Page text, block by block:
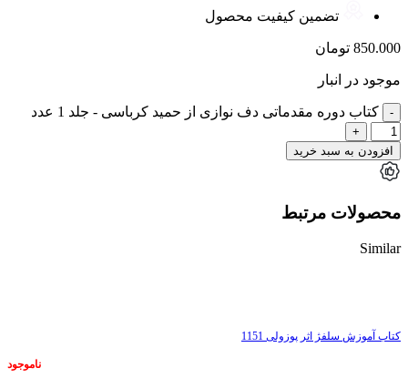
تضمین کیفیت محصول
850.000 تومان
موجود در انبار
کتاب دوره مقدماتی دف نوازی از حمید کرباسی - جلد 1 عدد
افزودن به سبد خرید
محصولات مرتبط
Similar
کتاب آموزش سلفژ اثر پوزولی 1151
ناموجود